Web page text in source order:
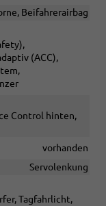
Beifahrerairbag
(ACC),
Control hinten,
vorhanden
Servolenkung
Tagfahrlicht,